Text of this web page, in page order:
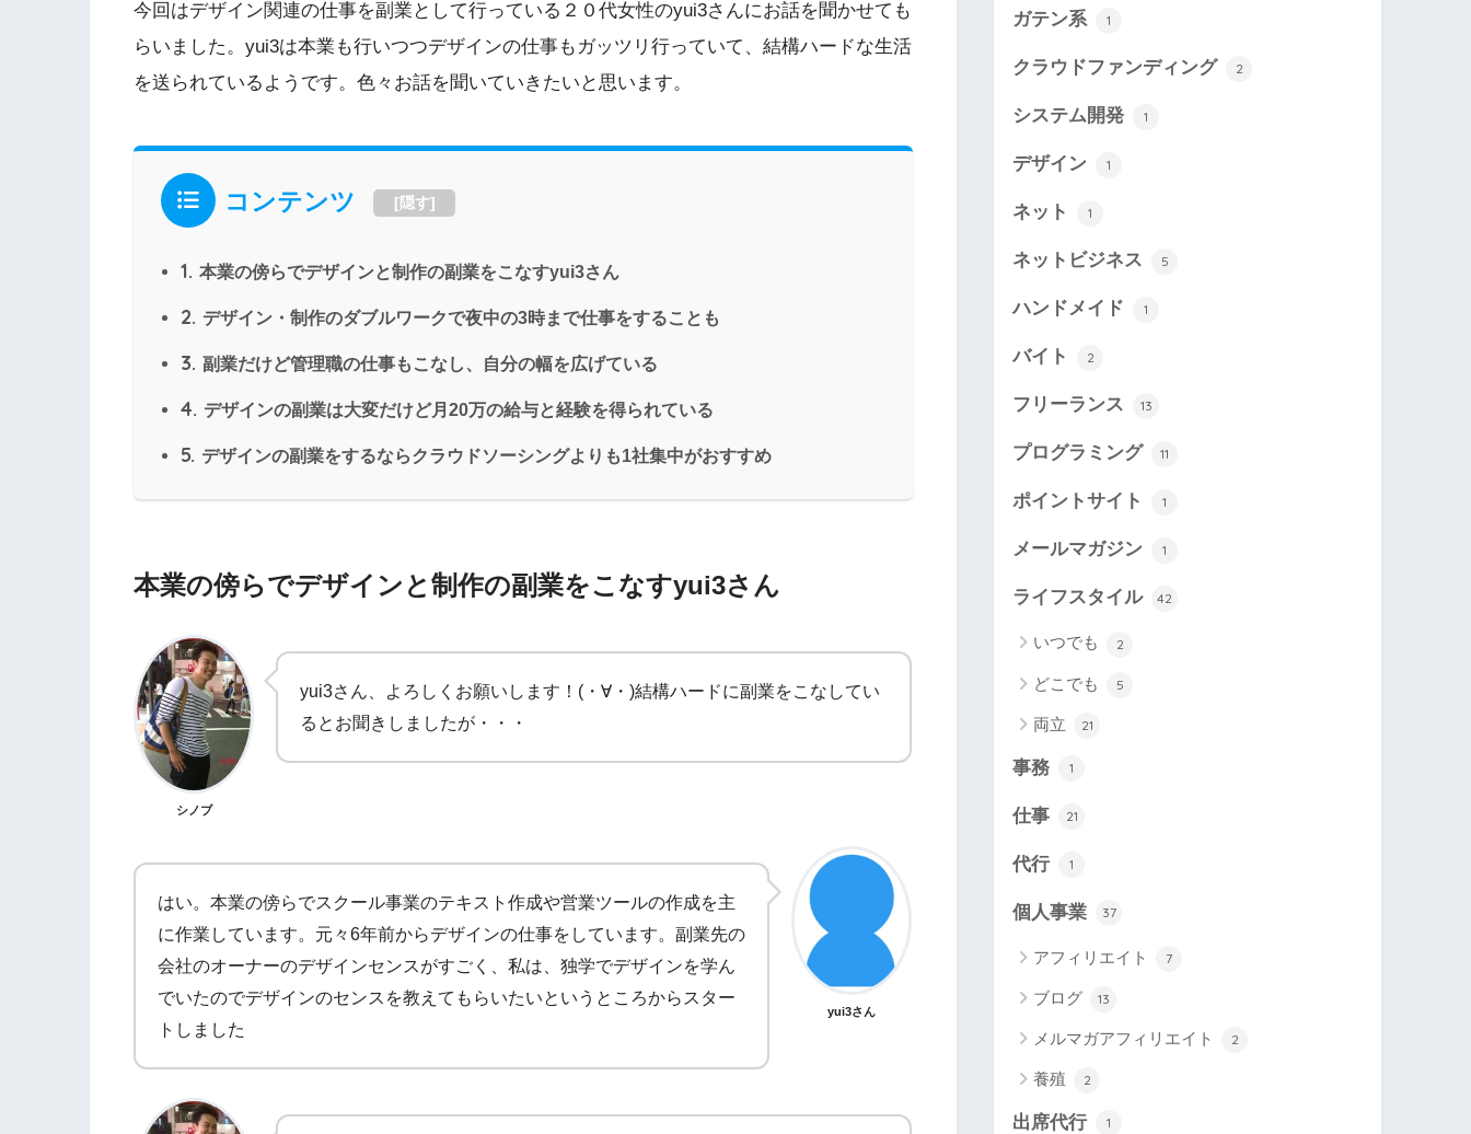
今回はデザイン関連の仕事を副業として行っている２０代女性のyui3さんにお話を聞かせても
らいました。yui3は本業も行いつつデザインの仕事もガッツリ行っていて、結構ハードな生活
を送られているようです。色々お話を聞いていきたいと思います。
コンテンツ [隠す]
1. 本業の傍らでデザインと制作の副業をこなすyui3さん
2. デザイン・制作のダブルワークで夜中の3時まで仕事をすることも
3. 副業だけど管理職の仕事もこなし、自分の幅を広げている
4. デザインの副業は大変だけど月20万の給与と経験を得られている
5. デザインの副業をするならクラウドソーシングよりも1社集中がおすすめ
本業の傍らでデザインと制作の副業をこなすyui3さん
シノブ
yui3さん、よろしくお願いします！(・∀・)結構ハードに副業をこなしてい
るとお聞きしましたが・・・
はい。本業の傍らでスクール事業のテキスト作成や営業ツールの作成を主
に作業しています。元々6年前からデザインの仕事をしています。副業先の
会社のオーナーのデザインセンスがすごく、私は、独学でデザインを学ん
でいたのでデザインのセンスを教えてもらいたいというところからスター
トしました
yui3さん
ガテン系 1
クラウドファンディング 2
システム開発 1
デザイン 1
ネット 1
ネットビジネス 5
ハンドメイド 1
バイト 2
フリーランス 13
プログラミング 11
ポイントサイト 1
メールマガジン 1
ライフスタイル 42
いつでも 2
どこでも 5
両立 21
事務 1
仕事 21
代行 1
個人事業 37
アフィリエイト 7
ブログ 13
メルマガアフィリエイト 2
養殖 2
出席代行 1